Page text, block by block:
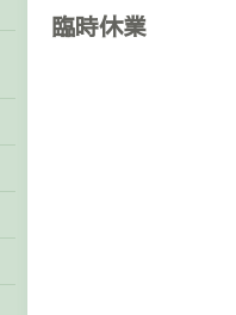
臨時休業